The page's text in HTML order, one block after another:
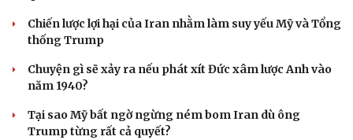
Chiến lược lợi hại của Iran nhằm làm suy yếu Mỹ và Tổng
thống Trump
Chuyện gì sẽ xảy ra nếu phát xít Đức xâm lược Anh vào
năm 1940?
Tại sao Mỹ bất ngờ ngừng ném bom Iran dù ông
Trump từng rất cả quyết?